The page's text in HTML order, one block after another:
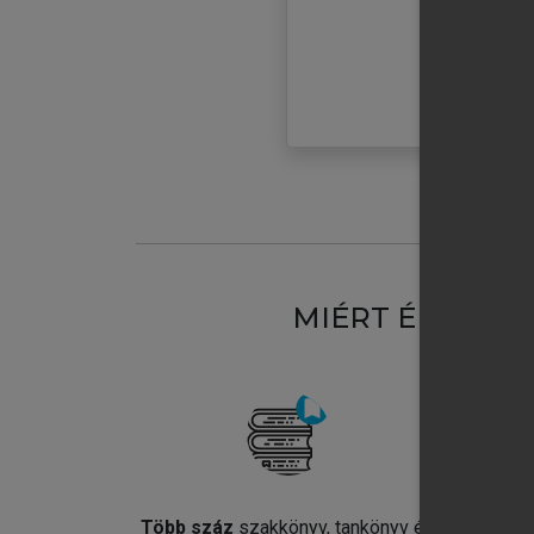
MIÉRT
Több száz szakkönyv, tankönyv és